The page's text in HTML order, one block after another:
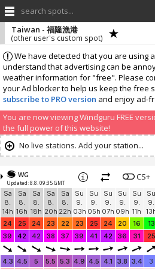
search spots...
We have detected that you are using
understand that advertising can be
weather information for "free". Please
your Ad blocker to help us keep the free
subscribe to PRO version and enjoy ad-
You are now viewing Windguru FREE
the full power of this website!
Taiwan - 福隆漁港
(other user's custom spot)
No live stations. Add your station...
WG
Updated: 8.8. 09:35 GMT
CS+
Sa
8.
14h
Sa
8.
16h
Sa
8.
18h
Sa
8.
20h
Sa
8.
22h
Su
9.
03h
Su
9.
05h
Su
9.
07h
Su
9.
09h
Su
9.
11h
Su
9.
24
25 24 23 22 23 25 24 20 16 13
39
42 42 38 37 39 41 42 36 31 25
4.3 4.5 5 5.5 5.3 4.9 4.5 4.1 3.8 3.4 3